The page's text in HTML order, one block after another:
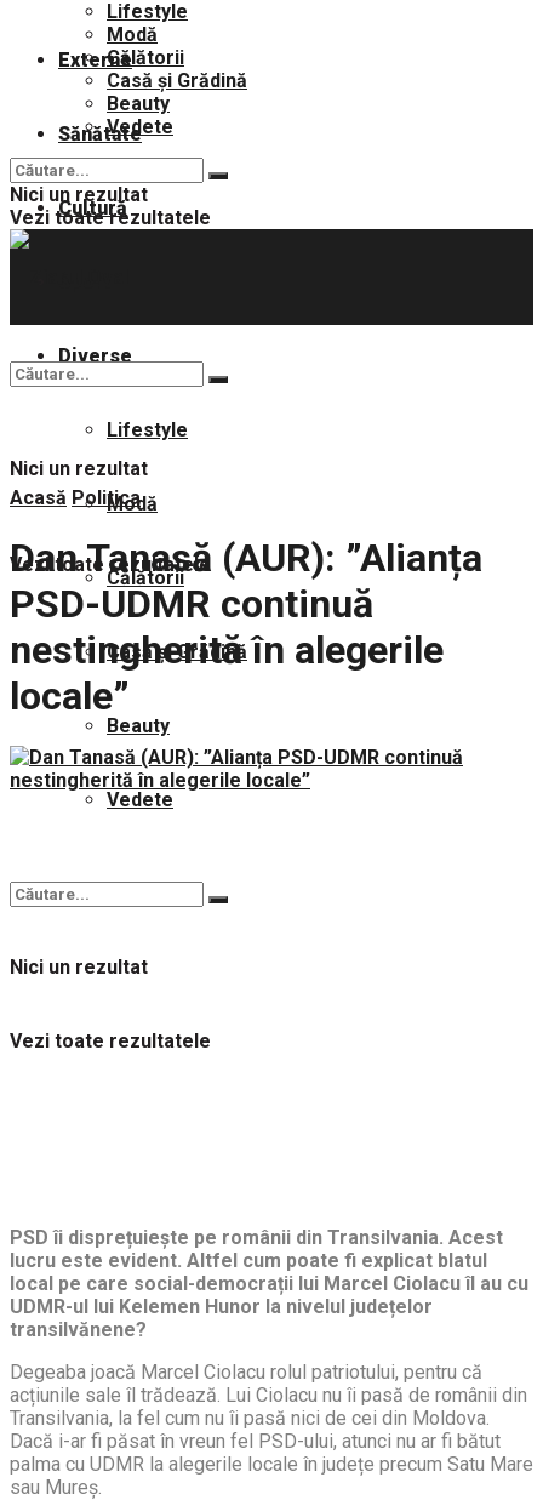
Externe
Sănătate
Cultură
Diverse
Lifestyle
Modă
Călătorii
Casă și Grădină
Beauty
Vedete
Nici un rezultat
Vezi toate rezultatele
Lifestyle
Modă
Călătorii
Casă și Grădină
Beauty
Vedete
Nici un rezultat
Vezi toate rezultatele
Nici un rezultat
Vezi toate rezultatele
Acasă Politica
Dan Tanasă (AUR): ”Alianța
PSD-UDMR continuă
nestingherită în alegerile
locale”
PSD îi disprețuiește pe românii din Transilvania. Acest
lucru este evident. Altfel cum poate fi explicat blatul
local pe care social-democrații lui Marcel Ciolacu îl au cu
UDMR-ul lui Kelemen Hunor la nivelul județelor
transilvănene?
Degeaba joacă Marcel Ciolacu rolul patriotului, pentru că
acțiunile sale îl trădează. Lui Ciolacu nu îi pasă de românii din
Transilvania, la fel cum nu îi pasă nici de cei din Moldova.
Dacă i-ar fi păsat în vreun fel PSD-ului, atunci nu ar fi bătut
palma cu UDMR la alegerile locale în județe precum Satu Mare
sau Mureș.